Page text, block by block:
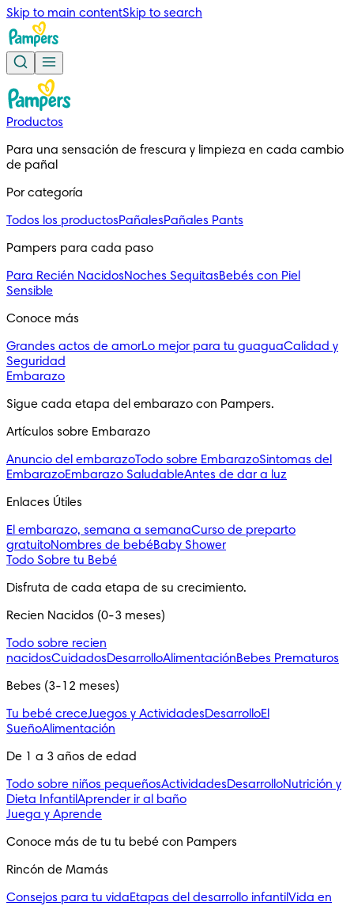
Skip to main contentSkip to search
Productos
Para una sensación de frescura y limpieza en cada cambio
de pañal
Por categoría
Todos los productosPañalesPañales Pants
Pampers para cada paso
Para Recién NacidosNoches SequitasBebés con Piel
Sensible
Conoce más
Grandes actos de amorLo mejor para tu guaguaCalidad y
Seguridad
Embarazo
Sigue cada etapa del embarazo con Pampers.
Artículos sobre Embarazo
Anuncio del embarazoTodo sobre EmbarazoSintomas del
EmbarazoEmbarazo SaludableAntes de dar a luz
Enlaces Útiles
El embarazo, semana a semanaCurso de preparto
gratuitoNombres de bebéBaby Shower
Todo Sobre tu Bebé
Disfruta de cada etapa de su crecimiento.
Recien Nacidos (0-3 meses)
Todo sobre recien
nacidosCuidadosDesarrolloAlimentaciónBebes Prematuros
Bebes (3-12 meses)
Tu bebé creceJuegos y ActividadesDesarrolloEl
SueñoAlimentación
De 1 a 3 años de edad
Todo sobre niños pequeñosActividadesDesarrolloNutrición y
Dieta InfantilAprender ir al baño
Juega y Aprende
Conoce más de tu tu bebé con Pampers
Rincón de Mamás
Consejos para tu vidaEtapas del desarrollo infantilVida en